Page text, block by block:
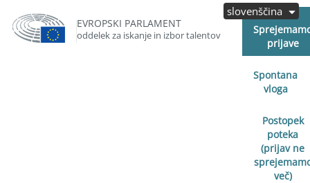
EVROPSKI PARLAMENT
oddelek za iskanje in izbor talentov
prijave
Spontana
vloga
Postopek
poteka
(prijav ne
več)
slovenščina